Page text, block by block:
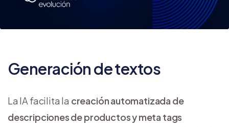
Generación de textos
La IA facilita la creación automatizada de
descripciones de productos y meta tags